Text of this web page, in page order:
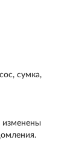
сумка,
изменены